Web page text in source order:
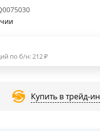
по б/н:212₽
Купить в трейд-ин